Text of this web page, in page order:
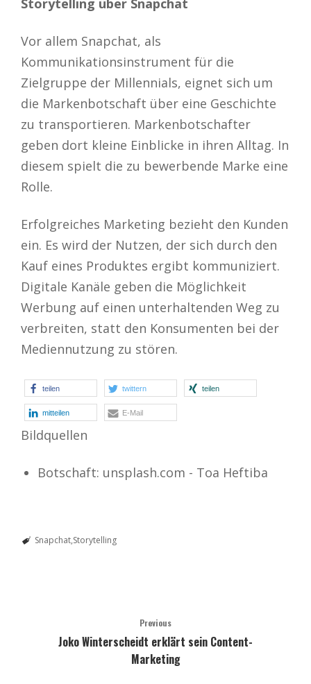
Vor allem Snapchat, als
Kommunikationsinstrument für die
Zielgruppe der Millennials, eignet sich um
die Markenbotschaft über eine Geschichte
zu transportieren. Markenbotschafter
geben dort kleine Einblicke in ihren Alltag. In
diesem spielt die zu bewerbende Marke eine
Rolle.
Erfolgreiches Marketing bezieht den Kunden
ein. Es wird der Nutzen, der sich durch den
Kauf eines Produktes ergibt kommuniziert.
Digitale Kanäle geben die Möglichkeit
Werbung auf einen unterhaltenden Weg zu
verbreiten, statt den Konsumenten bei der
Mediennutzung zu stören.
teilen twittern teilen
mitteilen E-Mail
Bildquellen
Botschaft: unsplash.com - Toa Heftiba
Snapchat Storytelling
Previous
Joko Winterscheidt erklärt sein Content-
Marketing